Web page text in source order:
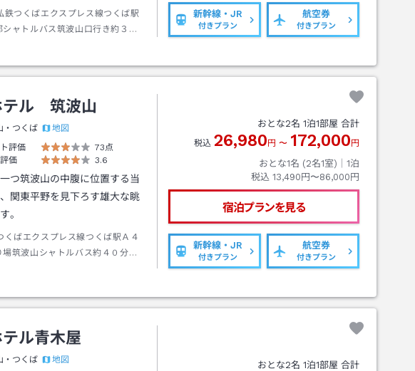
鉄つくばエクスプレス線つくば駅
ャトルバス筑波山口行き約３０
新幹線・JR
付きプラン
航空券
付きプラン
テル 筑波山
・つくば
地図
評価
73点
価
3.6
つ筑波山の中腹に位置する当
関東平野を見下ろす雄大な眺
。
くばエクスプレス線つくば駅Ａ４
筑波山シャトルバス約４０分筑
おとな2名 1泊1部屋 合計
税込 26,980 円 〜 172,000 円
おとな1名 (2名1室)｜ 1泊
税込 13,490円〜86,000円
宿泊プランを見る
新幹線・JR
付きプラン
航空券
付きプラン
ル青木屋
・つくば
地図
おとな2名 1泊1部屋 合計